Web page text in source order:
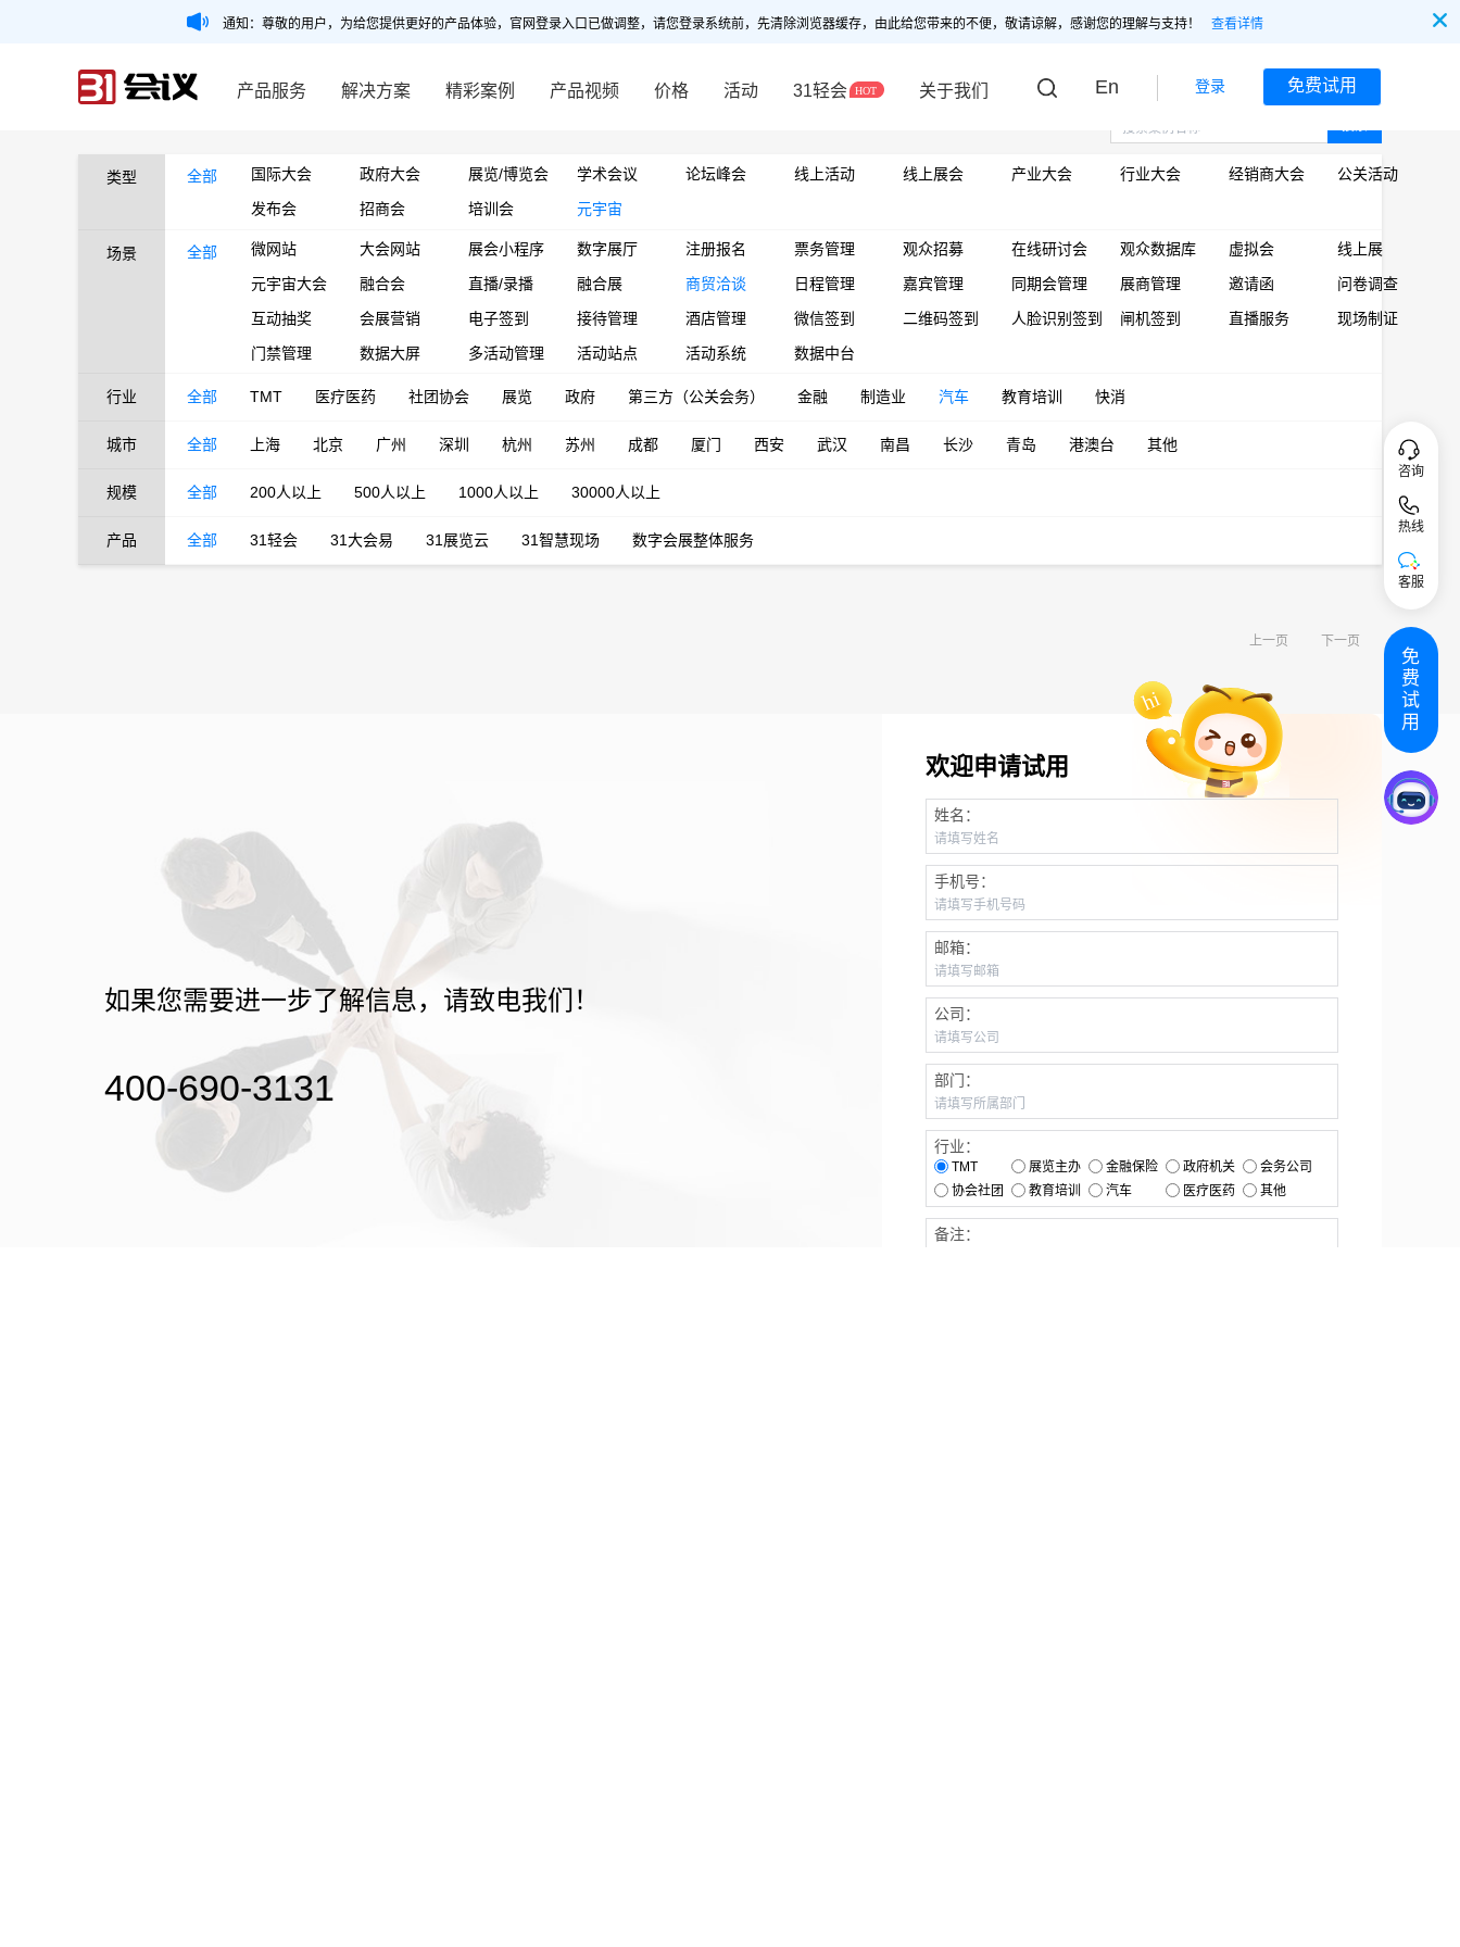
通知：尊敬的用户，为给您提供更好的产品体验，官网登录入口已做调整，请您登录系统前，先清除浏览器缓存，由此给您带来的不便，敬请谅解，感谢您的理解与支持！ 查看详情
产品服务 解决方案 精彩案例 产品视频 价格 活动 31轻会 关于我们 En 登录 免费试用
类型 全部 国际大会 政府大会 展览/博览会 学术会议 论坛峰会 线上活动 线上展会 产业大会 行业大会 经销商大会
公关活动
发布会
招商会 培训会 元宇宙
场景 全部 微网站 大会网站 展会小程序 数字展厅 注册报名 票务管理 观众招募 在线研讨会 观众数据库 虚拟会
线上展
元宇宙大会
融合会 直播/录播 融合展 商贸洽谈 日程管理 嘉宾管理 同期会管理 展商管理 邀请函
问卷调查
互动抽奖
会展营销 电子签到 接待管理 酒店管理 微信签到 二维码签到 人脸识别签到 闸机签到 直播服务
现场制证
门禁管理
数据大屏 多活动管理 活动站点 活动系统 数据中台
行业 全部 TMT 医疗医药 社团协会 展览 政府 第三方（公关会务） 金融 制造业 汽车 教育培训 快消
城市 全部 上海 北京 广州 深圳 杭州 苏州 成都 厦门 西安 武汉 南昌 长沙 青岛 港澳台 其他
规模 全部 200人以上 500人以上 1000人以上 30000人以上
产品 全部 31轻会 31大会易 31展览云 31智慧现场 数字会展整体服务
上一页 下一页
如果您需要进一步了解信息，请致电我们！
400-690-3131
欢迎申请试用
姓名：
手机号：
邮箱：
公司：
部门：
行业：
TMT 展览主办 金融保险 政府机关
会务公司
协会社团
教育培训 汽车 医疗医药 其他
备注：
咨询
热线
客服
免
费
试
用